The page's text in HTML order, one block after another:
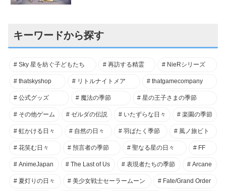
キーワードから探す
Sky 星を紡ぐ子どもたち 再訪する精霊 NieRシリーズ
thatskyshop リトルナイトメア thatgamecompany
公式グッズ 魔法の季節 星の王子さまの季節
その他ゲーム ゼルダの伝説 いたずらな日々 楽園の季節
虹かける日々 自然の日々 羽ばたく季節 風ノ旅ビト
花笑む日々 預言者の季節 聖なる星の日々 FF
AnimeJapan The Last of Us 表現者たちの季節 Arcane
夏灯りの日々 美少女戦士セーラームーン Fate/Grand Order